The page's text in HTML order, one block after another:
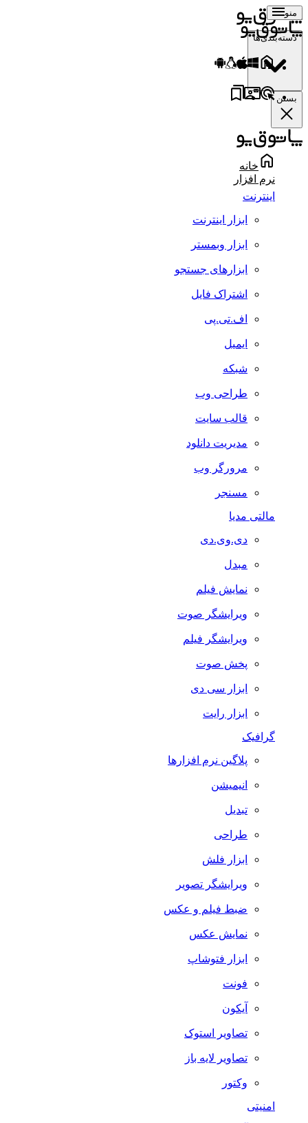
منو
دسته‌بندی‌ها
بستن
خانه
نرم افزار
اینترنت
ابزار اینترنت
ابزار وبمستر
ابزارهای جستجو
اشتراک فایل
اف.تی.پی
ایمیل
شبکه
طراحی وب
قالب سایت
مدیریت دانلود
مرورگر وب
مسنجر
مالتی مدیا
دی.وی.دی
مبدل
نمایش فیلم
ویرایشگر صوت
ویرایشگر فیلم
پخش صوت
ابزار سی دی
ابزار رایت
گرافیک
پلاگین نرم افزارها
انیمیشن
تبدیل
طراحی
ابزار فلش
ویرایشگر تصویر
ضبط فيلم و عكس
نمایش عکس
ابزار فتوشاپ
فونت
آیکون
تصاویر استوک
تصاویر لایه باز
وکتور
امنیتی